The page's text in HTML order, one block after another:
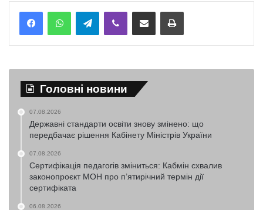
TelegramViber Надіслати електронною поштоюНадрукувати
Головні новини
07.08.2026
Державні стандарти освіти знову змінено: що
передбачає рішення Кабінету Міністрів України
07.08.2026
Сертифікація педагогів зміниться: Кабмін схвалив
законопроєкт МОН про п’ятирічний термін дії
сертифіката
06.08.2026